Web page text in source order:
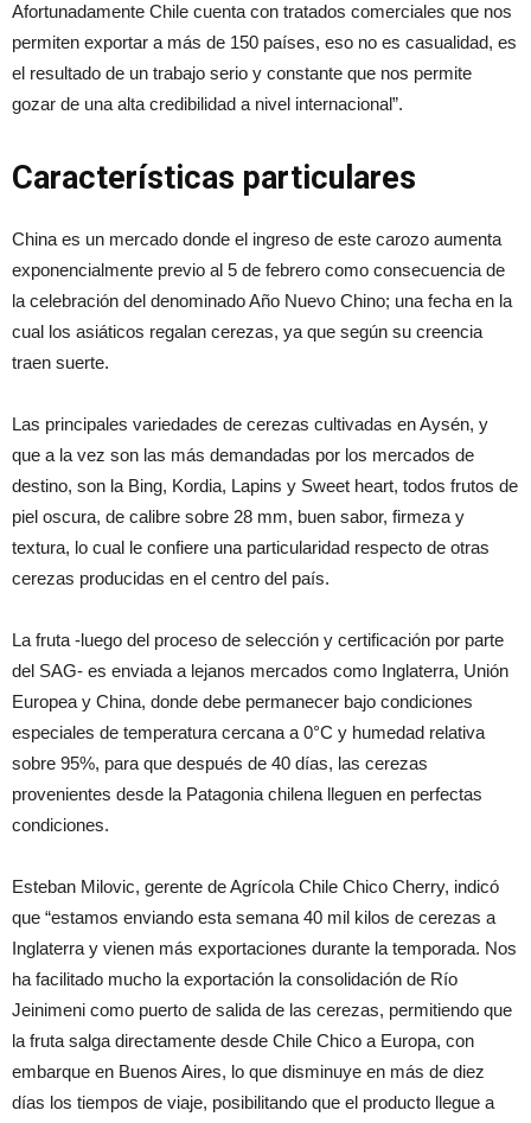
Afortunadamente Chile cuenta con tratados comerciales que nos
permiten exportar a más de 150 países, eso no es casualidad, es
el resultado de un trabajo serio y constante que nos permite
gozar de una alta credibilidad a nivel internacional”.
Características particulares
China es un mercado donde el ingreso de este carozo aumenta
exponencialmente previo al 5 de febrero como consecuencia de
la celebración del denominado Año Nuevo Chino; una fecha en la
cual los asiáticos regalan cerezas, ya que según su creencia
traen suerte.
Las principales variedades de cerezas cultivadas en Aysén, y
que a la vez son las más demandadas por los mercados de
destino, son la Bing, Kordia, Lapins y Sweet heart, todos frutos de
piel oscura, de calibre sobre 28 mm, buen sabor, firmeza y
textura, lo cual le confiere una particularidad respecto de otras
cerezas producidas en el centro del país.
La fruta -luego del proceso de selección y certificación por parte
del SAG- es enviada a lejanos mercados como Inglaterra, Unión
Europea y China, donde debe permanecer bajo condiciones
especiales de temperatura cercana a 0°C y humedad relativa
sobre 95%, para que después de 40 días, las cerezas
provenientes desde la Patagonia chilena lleguen en perfectas
condiciones.
Esteban Milovic, gerente de Agrícola Chile Chico Cherry, indicó
que “estamos enviando esta semana 40 mil kilos de cerezas a
Inglaterra y vienen más exportaciones durante la temporada. Nos
ha facilitado mucho la exportación la consolidación de Río
Jeinimeni como puerto de salida de las cerezas, permitiendo que
la fruta salga directamente desde Chile Chico a Europa, con
embarque en Buenos Aires, lo que disminuye en más de diez
días los tiempos de viaje, posibilitando que el producto llegue a